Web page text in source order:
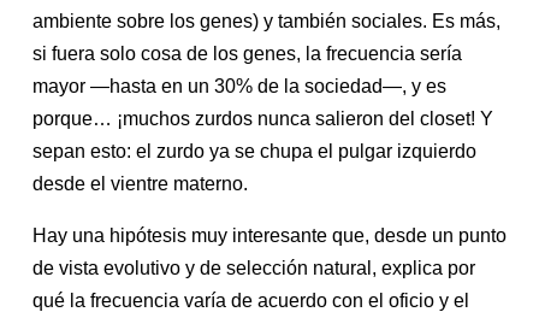
ambiente sobre los genes) y también sociales. Es más,
si fuera solo cosa de los genes, la frecuencia sería
mayor —hasta en un 30% de la sociedad—, y es
porque… ¡muchos zurdos nunca salieron del closet! Y
sepan esto: el zurdo ya se chupa el pulgar izquierdo
desde el vientre materno.
Hay una hipótesis muy interesante que, desde un punto
de vista evolutivo y de selección natural, explica por
qué la frecuencia varía de acuerdo con el oficio y el